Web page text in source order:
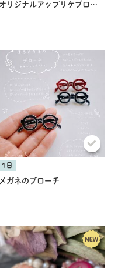
オリジナルアップリケブローチ（刺繍枠別売り）
1日
メガネのブローチ